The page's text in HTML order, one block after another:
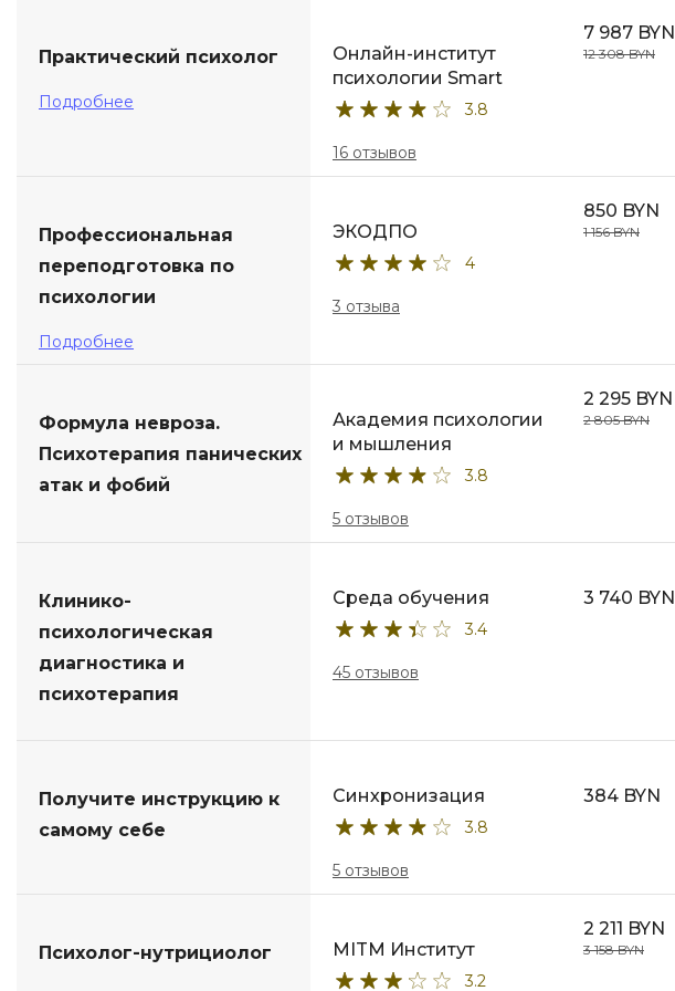
Практический психолог
Подробнее
Онлайн-институт
психологии Smart
3.8
16 отзывов
7 987 BYN
12 308 BYN
Профессиональная
переподготовка по
психологии
Подробнее
ЭКОДПО
4
3 отзыва
850 BYN
1 156 BYN
Формула невроза.
Психотерапия панических
атак и фобий
Академия психологии
и мышления
3.8
5 отзывов
2 295 BYN
2 805 BYN
Клинико-
психологическая
диагностика и
психотерапия
Среда обучения
3.4
45 отзывов
3 740 BYN
Получите инструкцию к
самому себе
Синхронизация
3.8
5 отзывов
384 BYN
Психолог-нутрициолог MITM Институт
3.2
2 211 BYN
3 158 BYN